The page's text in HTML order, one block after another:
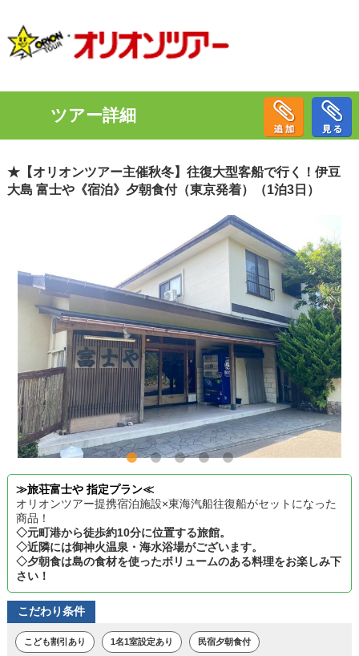
ツアー詳細
★【オリオンツアー主催秋冬】往復大型客船で行く！伊豆
大島 富士や《宿泊》夕朝食付（東京発着）（1泊3日）
≫旅荘富士や 指定プラン≪
オリオンツアー提携宿泊施設×東海汽船往復船がセットになった
商品！
◇元町港から徒歩約10分に位置する旅館。
◇近隣には御神火温泉・海水浴場がございます。
◇夕朝食は島の食材を使ったボリュームのある料理をお楽しみ下
さい！
こだわり条件
こども割引あり 1名1室設定あり 民宿夕朝食付